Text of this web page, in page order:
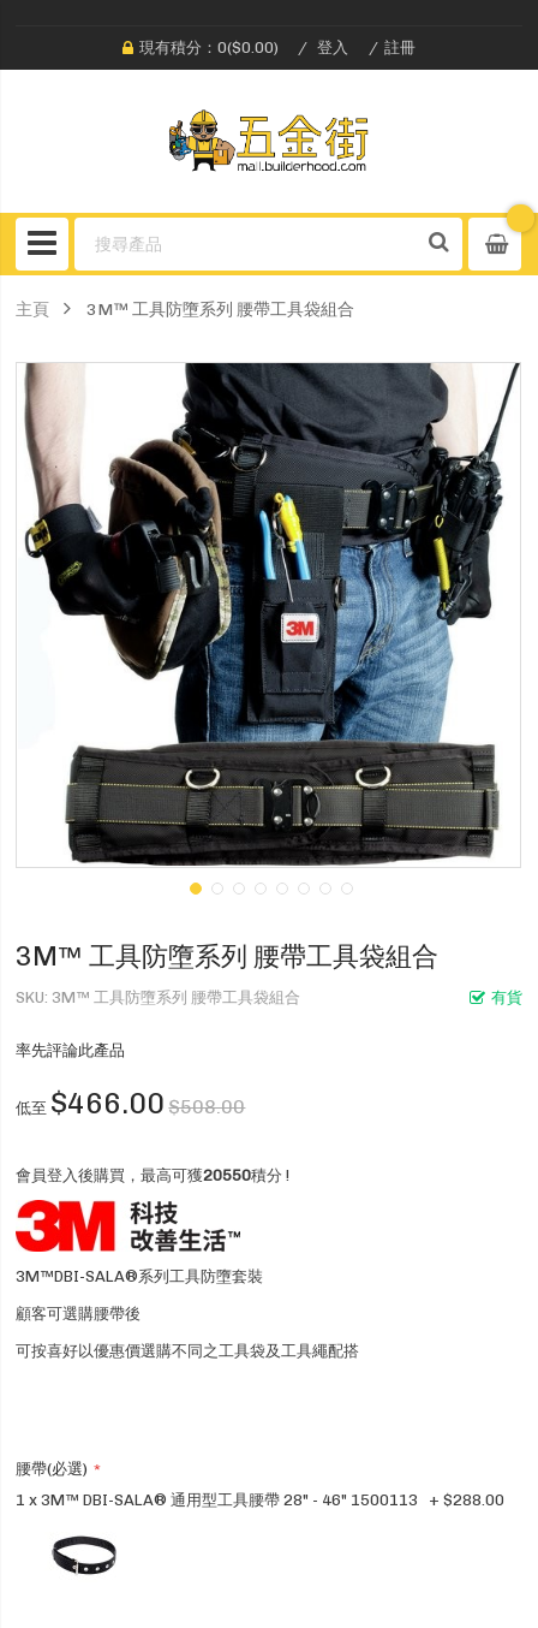
現有積分：0($0.00) 登入 註冊
主頁 3M™ 工具防墮系列 腰帶工具袋組合
3M™ 工具防墮系列 腰帶工具袋組合
有貨
SKU 3M™ 工具防墮系列 腰帶工具袋組合
率先評論此產品
低至 $466.00 $508.00
會員登入後購買，最高可獲20550積分 !
3M™DBI-SALA®系列工具防墮套裝
顧客可選購腰帶後
可按喜好以優惠價選購不同之工具袋及工具繩配搭
腰帶(必選)
1 x 3M™ DBI-SALA® 通用型工具腰帶 28" - 46" 1500113
+$288.00